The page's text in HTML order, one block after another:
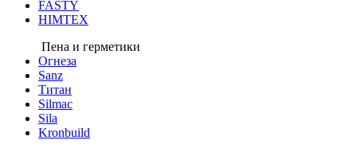
FASTY
HIMTEX
Пена и герметики
Огнеза
Sanz
Титан
Silmac
Sila
Kronbuild